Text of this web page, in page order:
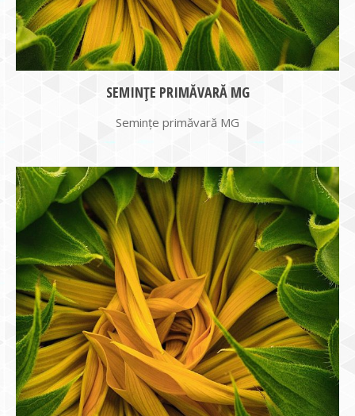
SEMINȚE PRIMĂVARĂ MG
Semințe primăvară MG